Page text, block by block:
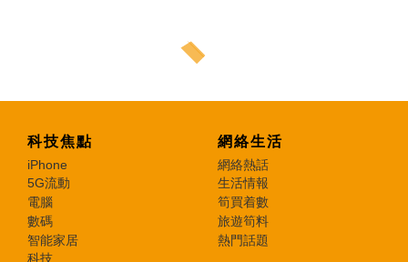
科技焦點
iPhone
5G流動
電腦
數碼
智能家居
科技
網絡生活
網絡熱話
生活情報
筍買着數
旅遊筍料
熱門話題